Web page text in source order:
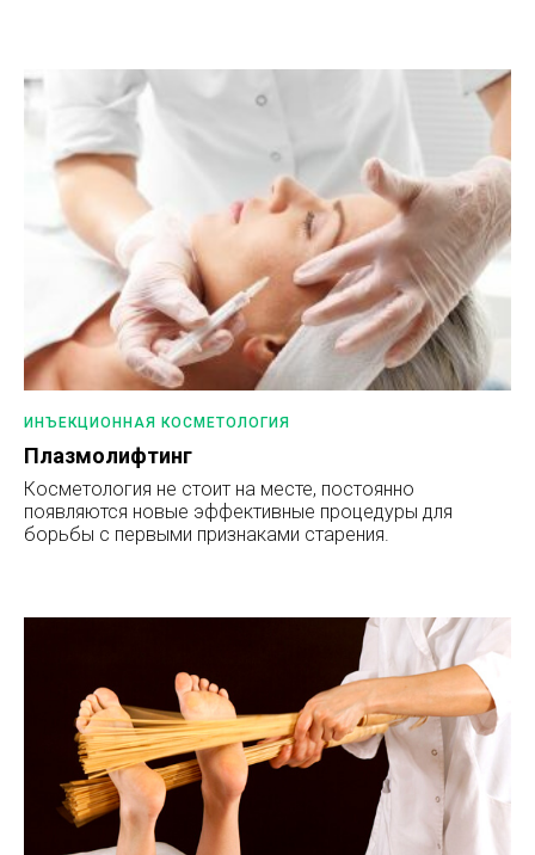
ИНЪЕКЦИОННАЯ КОСМЕТОЛОГИЯ
Плазмолифтинг
Косметология не стоит на месте, постоянно
появляются новые эффективные процедуры для
борьбы с первыми признаками старения.